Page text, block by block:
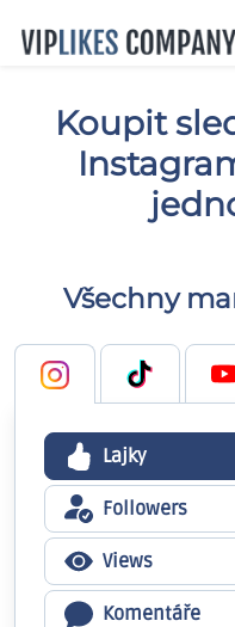
Koupit
Všechny
Lajky
Followers
Views
Komentáře